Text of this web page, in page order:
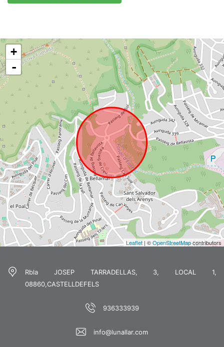
+
-
Leaflet| ©OpenStreetMapcontributors
Rbla JOSEP TARRADELLAS, 3, LOCAL 1,
08860,CASTELLDEFELS
936333939
info@lunallar.com